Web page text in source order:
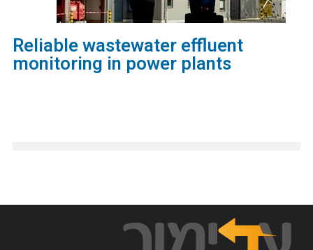
Reliable wastewater effluent
monitoring in power plants